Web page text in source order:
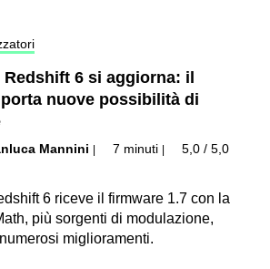
6 si aggiorna: il
nuove possibilità di
Mannini | 7 minuti | 5,0 / 5,0
6 riceve il firmware 1.7 con la
più sorgenti di modulazione,
miglioramenti.